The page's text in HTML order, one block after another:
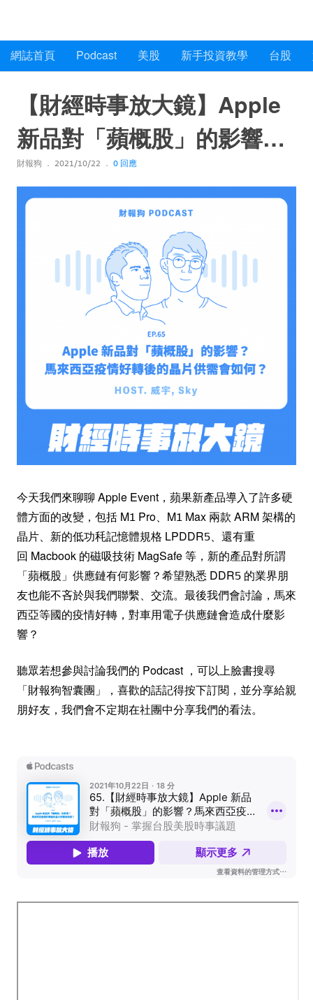
網誌首頁 Podcast 美股 新手投資教學 台股
【財經時事放大鏡】Apple
新品對「蘋概股」的影響？
馬來西亞疫情好轉後的晶片
供需會如何？[財報狗
podcast S2E65]
財報狗 2021/10/22 0 回應
今天我們來聊聊 Apple Event，蘋果新產品導入了許多硬
體方面的改變，包括 M1 Pro、M1 Max 兩款 ARM 架構的
晶片、新的低功秏記憶體規格 LPDDR5、還有重
回 Macbook 的磁吸技術 MagSafe 等，新的產品對所謂
「蘋概股」供應鏈有何影響？希望熟悉 DDR5 的業界朋
友也能不吝於與我們聯繫、交流。最後我們會討論，馬來
西亞等國的疫情好轉，對車用電子供應鏈會造成什麼影
響？
聽眾若想參與討論我們的 Podcast ，可以上臉書搜尋
「財報狗智囊團」，喜歡的話記得按下訂閱，並分享給親
朋好友，我們會不定期在社團中分享我們的看法。